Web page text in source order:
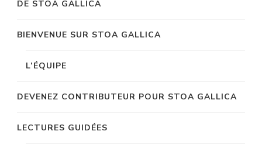
DE STOA GALLICA
BIENVENUE SUR STOA GALLICA
L’ÉQUIPE
DEVENEZ CONTRIBUTEUR POUR STOA GALLICA
LECTURES GUIDÉES